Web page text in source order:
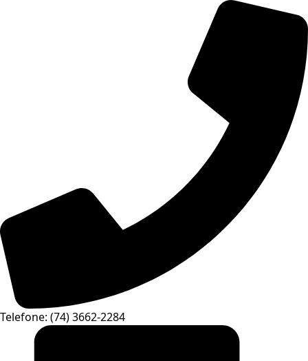
Telefone: (74) 3662-2284